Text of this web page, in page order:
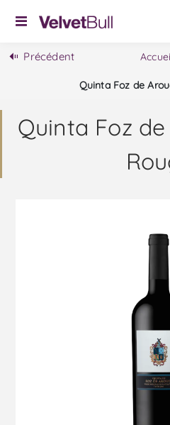
Précédent
Quinta Foz de
Quinta Foz